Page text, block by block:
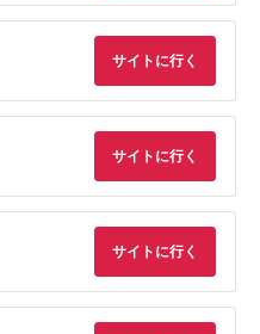
サイトに行く
サイトに行く
サイトに行く